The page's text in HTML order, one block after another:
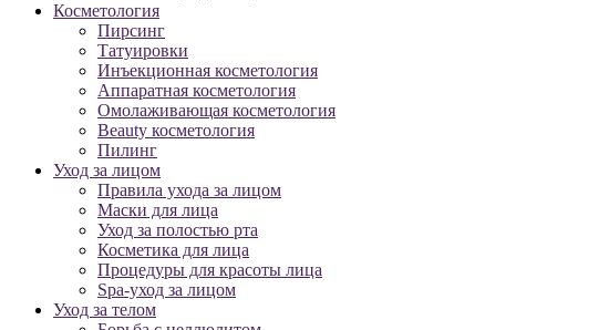
Косметология
Пирсинг
Татуировки
Инъекционная косметология
Аппаратная косметология
Омолаживающая косметология
Beauty косметология
Пилинг
Уход за лицом
Правила ухода за лицом
Маски для лица
Уход за полостью рта
Косметика для лица
Процедуры для красоты лица
Spa-уход за лицом
Уход за телом